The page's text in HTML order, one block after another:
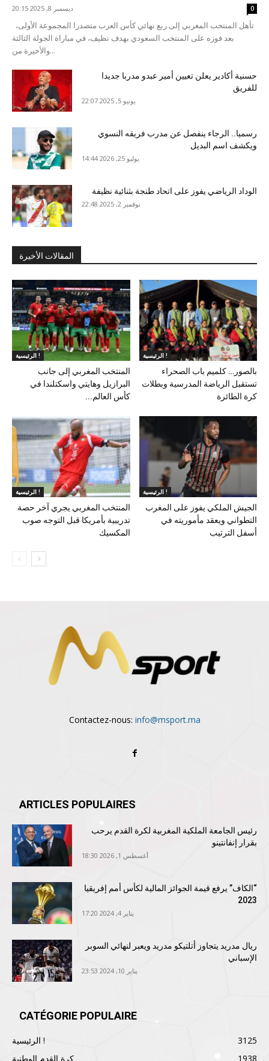
ديسمبر 8, 2025 20:15 0
بعد فوزه على المنتخب السعودي بهدف نظيف، في مباراة الجولة الثالثة
والأخيرة من...
حسنية أكادير يعلن تعيين أمير عبدو مدربا جديدا
للفريق
يونيو 5, 2025 22:07
رسميا.. الرجاء ينفصل عن مدرب فريقه النسوي
ويكشف اسم البديل
يوليو 25, 2026 14:44
الوداد الرياضي يفوز على اتحاد طنجة بثنائية نظيفة
نوفمبر 2, 2025 22:48
المقالات الأخيرة
الرئيسية !
المنتخب المغربي إلى جانب
البرازيل وهايتي واسكتلندا في
كأس العالم...
الرئيسية !
بالصور… كلميم باب الصحراء
تستقبل الرياضة المدرسية وبطلات
كرة الطائرة
الرئيسية !
المنتخب المغربي يجري آخر حصة
تدريبية بأمريكا قبل التوجه صوب
المكسيك
الرئيسية !
الجيش الملكي يفوز على المغرب
التطواني ويعقد مأموريته في
أسفل الترتيب
Contactez-nous: info@msport.ma
ARTICLES POPULAIRES
رئيس الجامعة الملكية المغربية لكرة القدم يرحب
بقرار إنفانتينو
أغسطس 1, 2026 18:30
“الكاف” يرفع قيمة الجوائز المالية لكأس أمم إفريقيا
2023
يناير 4, 2024 17:20
ريال مدريد يتجاوز أتلتيكو مدريد ويعبر لنهائي السوبر
الإسباني
يناير 10, 2024 23:53
CATÉGORIE POPULAIRE
الرئيسية !
3125
كرة القدم الوطنية
1938